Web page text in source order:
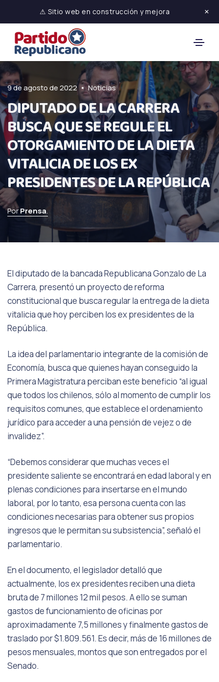
⚠ Sitio web en construcción y mejora ×
9 de agosto de 2022 • Noticias
DIPUTADO DE LA CARRERA
BUSCA QUE SE REGULE EL
OTORGAMIENTO DE LA DIETA
VITALICIA DE LOS EX
PRESIDENTES DE LA REPÚBLICA
PorPrensa.
El diputado de la bancada Republicana Gonzalo de La
Carrera, presentó un proyecto de reforma
constitucional que busca regular la entrega de la dieta
vitalicia que hoy perciben los ex presidentes de la
República.
La idea del parlamentario integrante de la comisión de
Economía, busca que quienes hayan conseguido la
Primera Magistratura perciban este beneficio “al igual
que todos los chilenos, sólo al momento de cumplir los
requisitos comunes, que establece el ordenamiento
jurídico para acceder a una pensión de vejez o de
invalidez”.
“Debemos considerar que muchas veces el
presidente saliente se encontrará en edad laboral y en
plenas condiciones para insertarse en el mundo
laboral, por lo tanto, esa persona cuenta con las
condiciones necesarias para obtener sus propios
ingresos que le permitan su subsistencia”, señaló el
parlamentario.
En el documento, el legislador detalló que
actualmente, los ex presidentes reciben una dieta
bruta de 7 millones 12 mil pesos. A ello se suman
gastos de funcionamiento de oficinas por
aproximadamente 7,5 millones y finalmente gastos de
traslado por $1.809.561. Es decir, más de 16 millones de
pesos mensuales, montos que son entregados por el
Senado.